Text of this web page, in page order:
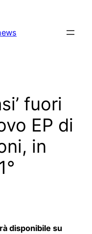
fuori
EP di
in
disponibile su